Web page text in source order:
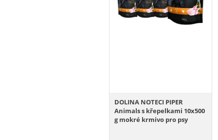
DOLINA NOTECI PIPER
Animals s křepelkami 10x500
g mokré krmivo pro psy